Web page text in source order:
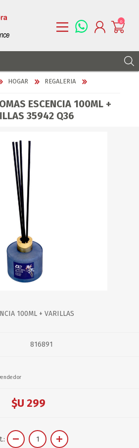
0
HOGAR REGALERIA
ESCENCIA 100ML +
35942 Q36
100ML + VARILLAS
816891
$U 299